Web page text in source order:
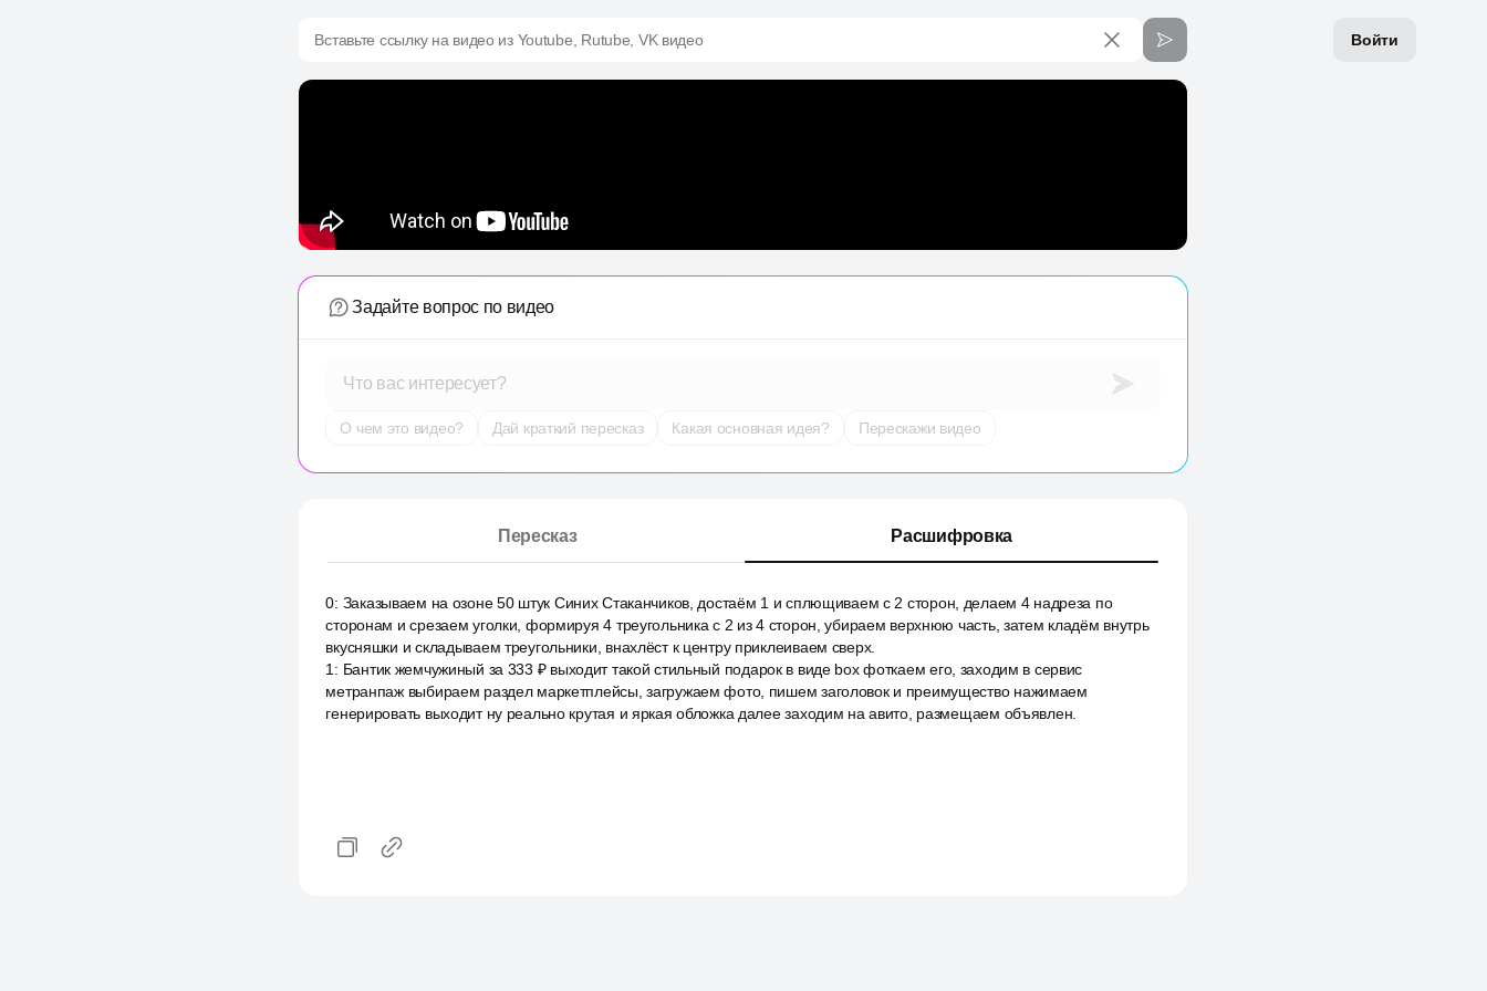
Войти
Вставьте ссылку на видео из Youtube, Rutube, VK видео
Задайте вопрос по видео
Что вас интересует?
О чем это видео? Дай краткий пересказ Какая основная идея? Перескажи видео
Пересказ Расшифровка
0: Заказываем на озоне 50 штук Синих Стаканчиков, достаём 1 и сплющиваем с 2 сторон, делаем 4 надреза по
сторонам и срезаем уголки, формируя 4 треугольника с 2 из 4 сторон, убираем верхнюю часть, затем кладём внутрь
вкусняшки и складываем треугольники, внахлёст к центру приклеиваем сверх.
1 : Бантик жемчужиный за 333 ₽ выходит такой стильный подарок в виде box фоткаем его, заходим в сервис
метранпаж выбираем раздел маркетплейсы, загружаем фото, пишем заголовок и преимущество нажимаем
генерировать выходит ну реально крутая и яркая обложка далее заходим на авито, размещаем объявлен.